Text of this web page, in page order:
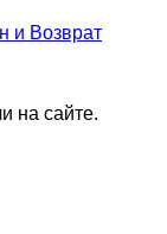
и Возврат
на сайте.